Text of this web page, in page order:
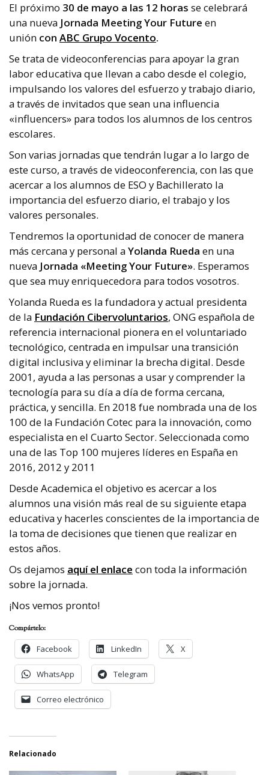
El próximo 30 de mayo a las 12 horas se celebrará
una nueva Jornada Meeting Your Future en
unión con ABC Grupo Vocento.
Se trata de videoconferencias para apoyar la gran
labor educativa que llevan a cabo desde el colegio,
impulsando los valores del esfuerzo y trabajo diario,
a través de invitados que sean una influencia
«influencers» para todos los alumnos de los centros
escolares.
Son varias jornadas que tendrán lugar a lo largo de
este curso, a través de videoconferencia, con las que
acercar a los alumnos de ESO y Bachillerato la
importancia del esfuerzo diario, el trabajo y los
valores personales.
Tendremos la oportunidad de conocer de manera
más cercana y personal aYolanda Rueda en una
nueva Jornada «Meeting Your Future». Esperamos
que sea muy enriquecedora para todos vosotros.
Yolanda Rueda es la fundadora y actual presidenta
de la Fundación Cibervoluntarios, ONG española de
referencia internacional pionera en el voluntariado
tecnológico, centrada en impulsar una transición
digital inclusiva y eliminar la brecha digital. Desde
2001, ayuda a las personas a usar y comprender la
tecnología para su día a día de forma cercana,
práctica, y sencilla. En 2018 fue nombrada una de los
100 de la Fundación Cotec para la innovación, como
especialista en el Cuarto Sector. Seleccionada como
una de las Top 100 mujeres líderes en España en
2016, 2012 y 2011
Desde Academica el objetivo es acercar a los
alumnos una visión más real de su siguiente etapa
educativa y hacerles conscientes de la importancia de
la toma de decisiones que tienen que realizar en
estos años.
Os dejamos aquí el enlace con toda la información
sobre la jornada.
¡Nos vemos pronto!
Compártelo:
Facebook
LinkedIn X
WhatsApp Telegram
Correo electrónico
Relacionado